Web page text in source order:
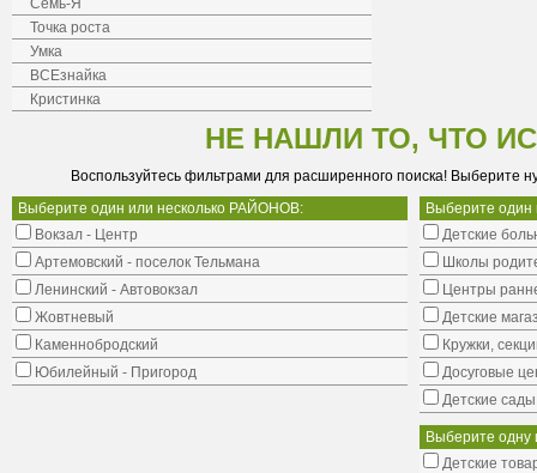
Семь-Я
Точка роста
Умка
ВСЕзнайка
Кристинка
НЕ НАШЛИ ТО, ЧТО
Воспользуйтесь фильтрами для расширенного поиска! Выберите
Выберите один или несколько РАЙОНОВ:
Вокзал - Центр
Артемовский - поселок Тельмана
Ленинский - Автовокзал
Жовтневый
Каменнобродский
Юбилейный - Пригород
Выберите
Детские
Школы
Центры
Детские
Кружки,
Досуговые
Детские сады
Выберите одну
Детские